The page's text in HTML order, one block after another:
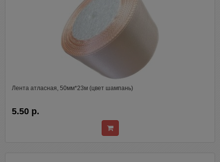
Лента атласная, 50мм*23м (цвет шампань)
5.50 р.